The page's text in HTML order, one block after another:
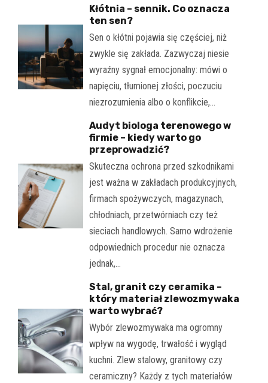
Kłótnia – sennik. Co oznacza
ten sen?
Sen o kłótni pojawia się częściej, niż
zwykle się zakłada. Zazwyczaj niesie
wyraźny sygnał emocjonalny: mówi o
napięciu, tłumionej złości, poczuciu
niezrozumienia albo o konflikcie,…
Audyt biologa terenowego w
firmie – kiedy warto go
przeprowadzić?
Skuteczna ochrona przed szkodnikami
jest ważna w zakładach produkcyjnych,
firmach spożywczych, magazynach,
chłodniach, przetwórniach czy też
sieciach handlowych. Samo wdrożenie
odpowiednich procedur nie oznacza
jednak,…
Stal, granit czy ceramika –
który materiał zlewozmywaka
warto wybrać?
Wybór zlewozmywaka ma ogromny
wpływ na wygodę, trwałość i wygląd
kuchni. Zlew stalowy, granitowy czy
ceramiczny? Każdy z tych materiałów